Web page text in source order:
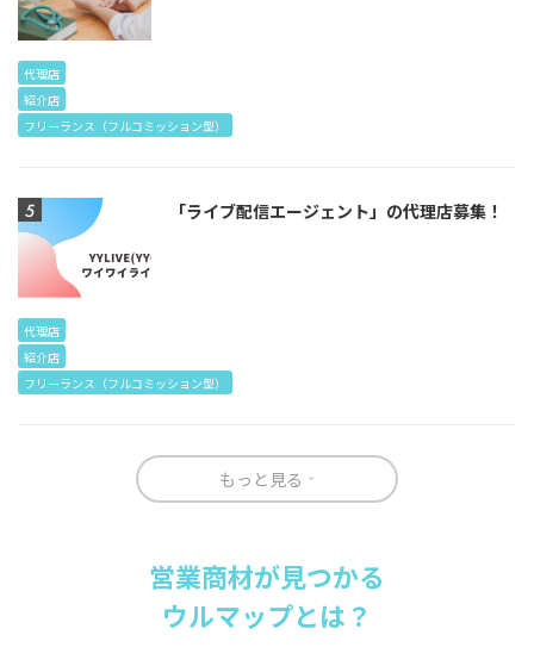
代理店
紹介店
フリーランス（フルコミッション型）
「ライブ配信エージェント」の代理店募集！
代理店
紹介店
フリーランス（フルコミッション型）
もっと見る
営業商材が見つかる
ウルマップとは？